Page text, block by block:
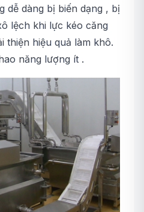
dễ dàng bị biến dạng , bị
lệch khi lực kéo căng
thiện hiệu quả làm khô.
năng lượng ít .